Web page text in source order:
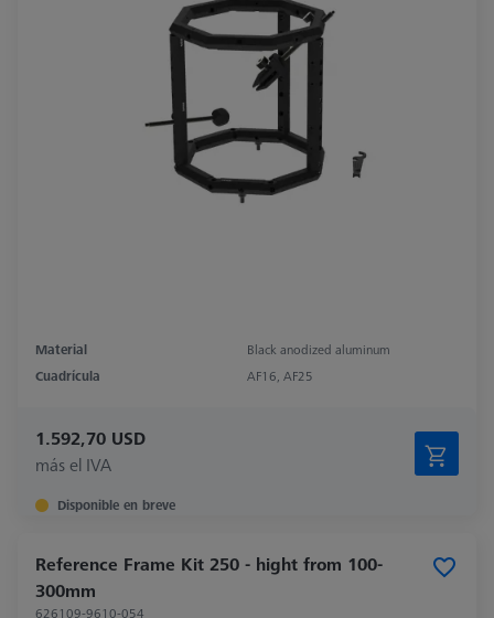
Material
Black anodized aluminum
Cuadrícula
AF16, AF25
1.592,70 USD
más el IVA
Disponible en breve
Reference Frame Kit 250 - hight from 100-
300mm
626109-9610-054